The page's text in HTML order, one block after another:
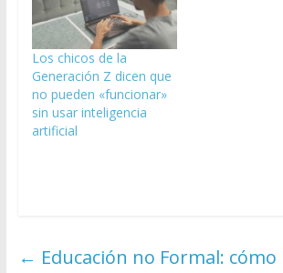
Los chicos de la
Generación Z dicen que
no pueden «funcionar»
sin usar inteligencia
artificial
← Educación no Formal: